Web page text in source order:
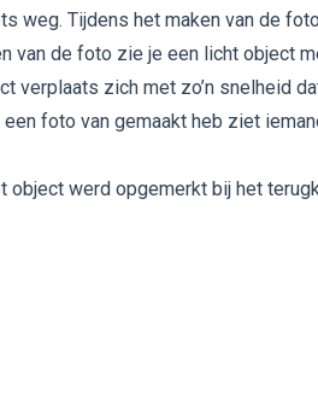
weg. Tijdens het maken van de
van de foto zie je een licht object
verplaats zich met zo’n snelheid
een foto van gemaakt heb ziet
object werd opgemerkt bij het